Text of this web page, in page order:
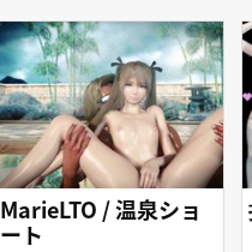
MarieLTO / 温泉ショ
ート